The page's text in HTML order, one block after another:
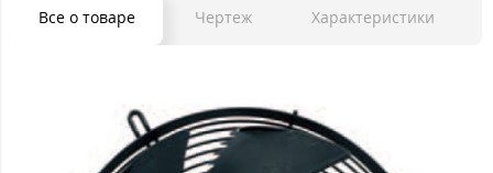
Все о товаре Чертеж Характеристики